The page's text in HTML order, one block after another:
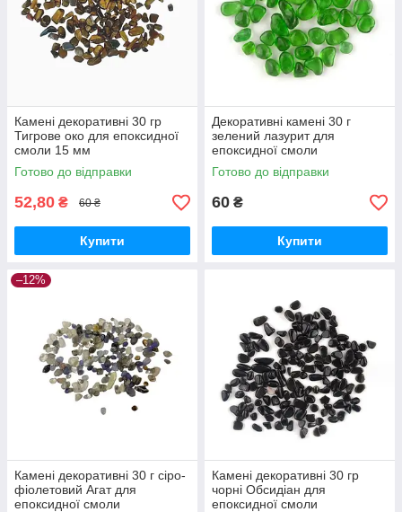
Камені декоративні 30 гр
Тигрове око для епоксидної
смоли 15 мм
Готово до відправки
52,80 ₴ 60 ₴
Купити
Декоративні камені 30 г
зелений лазурит для
епоксидної смоли
Готово до відправки
60 ₴
Купити
–12%
Камені декоративні 30 г сіро-
фіолетовий Агат для
епоксидної смоли
Камені декоративні 30 гр
чорні Обсидіан для
епоксидної смоли